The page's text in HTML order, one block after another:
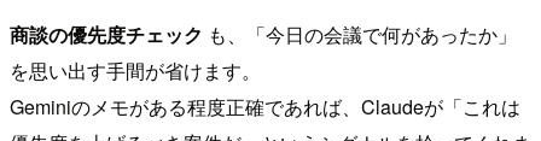
商談の優先度チェック も、「今日の会議で何があったか」
を思い出す手間が省けます。
Geminiのメモがある程度正確であれば、Claudeが「これは